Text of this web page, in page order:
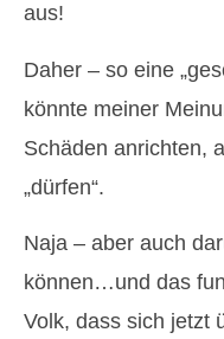
aus!
Daher – so eine
könnte meiner
Schäden anrichten,
„dürfen“.
Naja – aber auch
können…und das
Volk, dass sich jetzt